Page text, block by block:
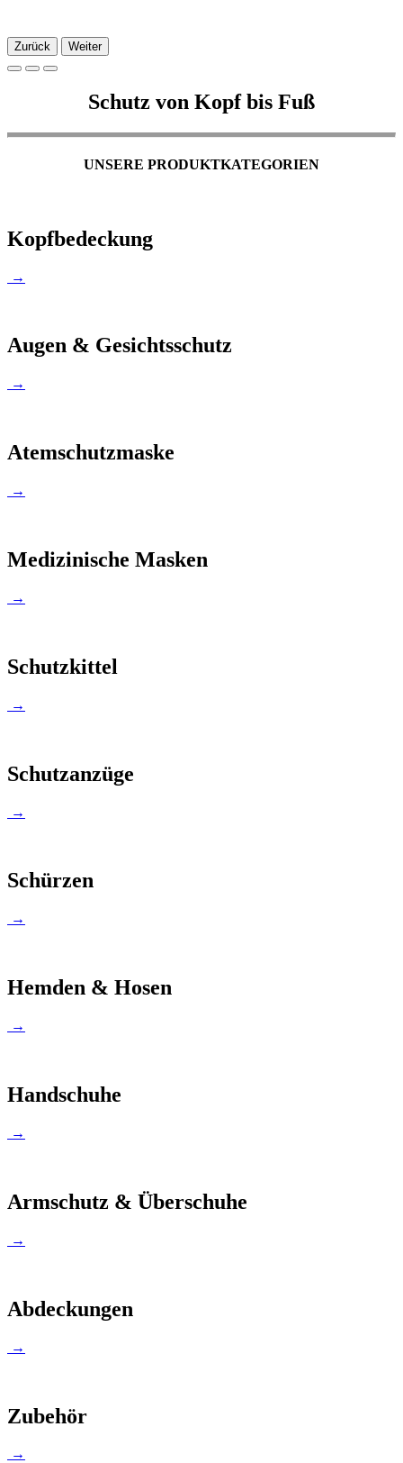
Zurück Weiter
Schutz von Kopf bis Fuß
UNSERE PRODUKTKATEGORIEN
Kopfbedeckung
→
Augen & Gesichtsschutz
→
Atemschutzmaske
→
Medizinische Masken
→
Schutzkittel
→
Schutzanzüge
→
Schürzen
→
Hemden & Hosen
→
Handschuhe
→
Armschutz & Überschuhe
→
Abdeckungen
→
Zubehör
→